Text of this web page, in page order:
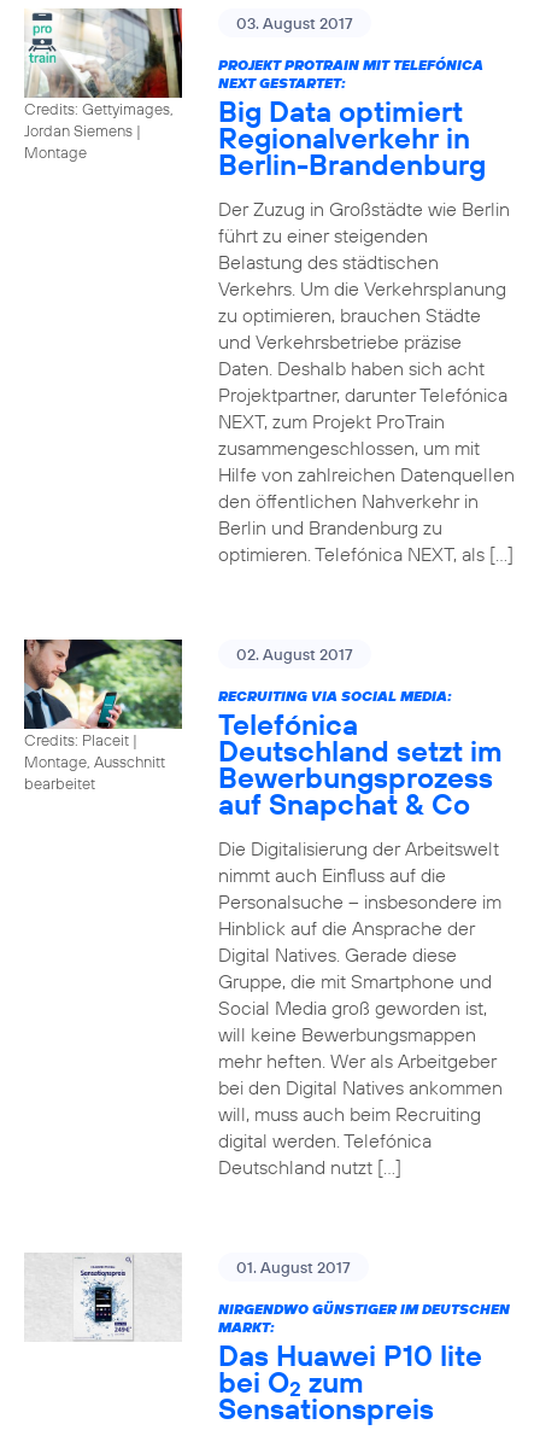
Credits: Gettyimages,
Jordan Siemens |
Montage
03. August 2017
PROJEKT PROTRAIN MIT TELEFÓNICA
NEXT GESTARTET:
Big Data optimiert
Regionalverkehr in
Berlin-Brandenburg
Der Zuzug in Großstädte wie Berlin
führt zu einer steigenden
Belastung des städtischen
Verkehrs. Um die Verkehrsplanung
zu optimieren, brauchen Städte
und Verkehrsbetriebe präzise
Daten. Deshalb haben sich acht
Projektpartner, darunter Telefónica
NEXT, zum Projekt ProTrain
zusammengeschlossen, um mit
Hilfe von zahlreichen Datenquellen
den öffentlichen Nahverkehr in
Berlin und Brandenburg zu
optimieren. Telefónica NEXT, als […]
Credits: Placeit |
Montage, Ausschnitt
bearbeitet
02. August 2017
RECRUITING VIA SOCIAL MEDIA:
Telefónica
Deutschland setzt im
Bewerbungsprozess
auf Snapchat & Co
Die Digitalisierung der Arbeitswelt
nimmt auch Einfluss auf die
Personalsuche – insbesondere im
Hinblick auf die Ansprache der
Digital Natives. Gerade diese
Gruppe, die mit Smartphone und
Social Media groß geworden ist,
will keine Bewerbungsmappen
mehr heften. Wer als Arbeitgeber
bei den Digital Natives ankommen
will, muss auch beim Recruiting
digital werden. Telefónica
Deutschland nutzt […]
01. August 2017
NIRGENDWO GÜNSTIGER IM DEUTSCHEN
MARKT:
Das Huawei P10 lite
bei O2 zum
Sensationspreis